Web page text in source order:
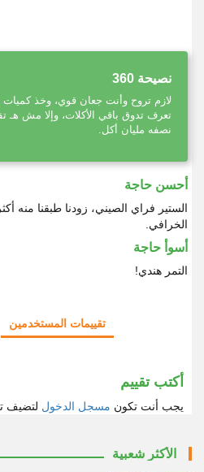
نصيحة 360
لازم تروح وأنت جعان قوي، وخذ
تعرف تدوق باقي الأكلات، وإلا مش
نصفه مليان أكل.
أحسن حاجة
الستير فراي الصيني، زودنا طبقنا منه
الخرافي.
أسوأ حاجة
التمر هندي!
تقييمات المستخدمين
أكتب تقييم
يجب أنت تكون مسجل الدخول لتضيف
الأكثر شعبية